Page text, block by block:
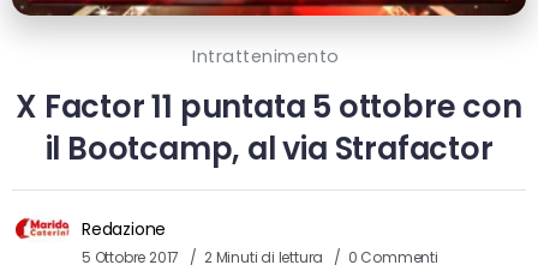
Intrattenimento
X Factor 11 puntata 5 ottobre con
il Bootcamp, al via Strafactor
Redazione
5 Ottobre 2017 2 Minuti di lettura 0 Commenti